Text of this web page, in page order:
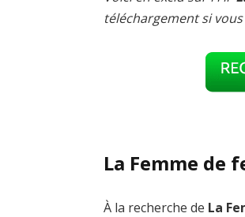
téléchargement si
La Femme de
À la recherche de La